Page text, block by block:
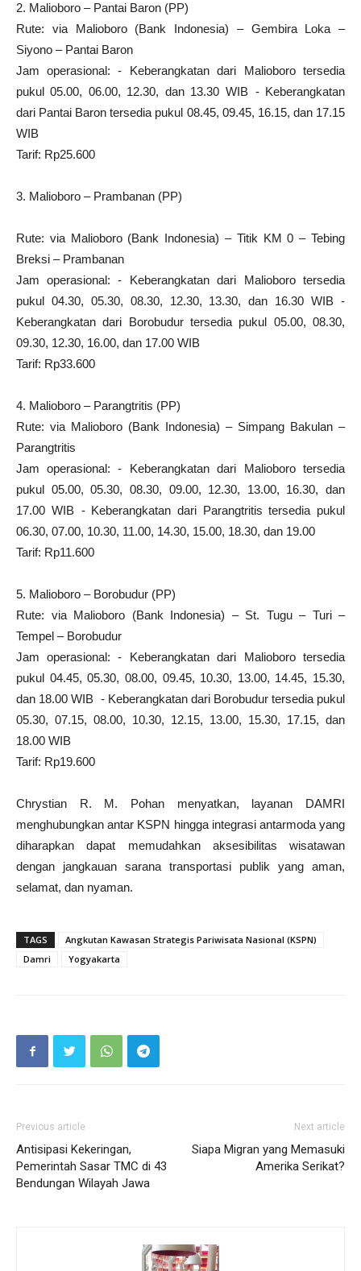
2. Malioboro – Pantai Baron (PP)
Rute: via Malioboro (Bank Indonesia) – Gembira Loka –
Siyono – Pantai Baron
Jam operasional: - Keberangkatan dari Malioboro tersedia
pukul 05.00, 06.00, 12.30, dan 13.30 WIB - Keberangkatan
dari Pantai Baron tersedia pukul 08.45, 09.45, 16.15, dan 17.15
WIB
Tarif: Rp25.600
3. Malioboro – Prambanan (PP)
Rute: via Malioboro (Bank Indonesia) – Titik KM 0 – Tebing
Breksi – Prambanan
Jam operasional: - Keberangkatan dari Malioboro tersedia
pukul 04.30, 05.30, 08.30, 12.30, 13.30, dan 16.30 WIB -
Keberangkatan dari Borobudur tersedia pukul 05.00, 08.30,
09.30, 12.30, 16.00, dan 17.00 WIB
Tarif: Rp33.600
4. Malioboro – Parangtritis (PP)
Rute: via Malioboro (Bank Indonesia) – Simpang Bakulan –
Parangtritis
Jam operasional: - Keberangkatan dari Malioboro tersedia
pukul 05.00, 05.30, 08.30, 09.00, 12.30, 13.00, 16.30, dan
17.00 WIB - Keberangkatan dari Parangtritis tersedia pukul
06.30, 07.00, 10.30, 11.00, 14.30, 15.00, 18.30, dan 19.00
Tarif: Rp11.600
5. Malioboro – Borobudur (PP)
Rute: via Malioboro (Bank Indonesia) – St. Tugu – Turi –
Tempel – Borobudur
Jam operasional: - Keberangkatan dari Malioboro tersedia
pukul 04.45, 05.30, 08.00, 09.45, 10.30, 13.00, 14.45, 15.30,
dan 18.00 WIB - Keberangkatan dari Borobudur tersedia pukul
05.30, 07.15, 08.00, 10.30, 12.15, 13.00, 15.30, 17.15, dan
18.00 WIB
Tarif: Rp19.600
Chrystian R. M. Pohan menyatkan, layanan DAMRI
menghubungkan antar KSPN hingga integrasi antarmoda yang
diharapkan dapat memudahkan aksesibilitas wisatawan
dengan jangkauan sarana transportasi publik yang aman,
selamat, dan nyaman.
TAGS
Angkutan Kawasan Strategis Pariwisata Nasional (KSPN)
Damri
Yogyakarta
Previous article
Antisipasi Kekeringan,
Pemerintah Sasar TMC di 43
Bendungan Wilayah Jawa
Next article
Siapa Migran yang Memasuki
Amerika Serikat?